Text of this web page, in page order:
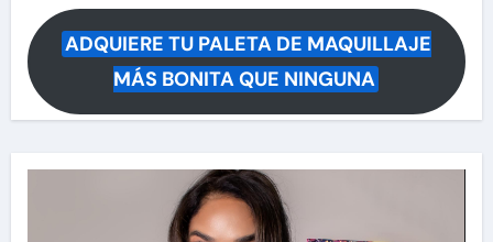
ADQUIERE TU PALETA DE MAQUILLAJE
MÁS BONITA QUE NINGUNA